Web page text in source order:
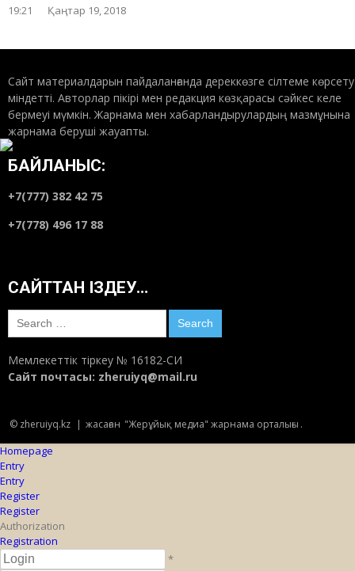
19:21 Қаңтар 19, 2018
Сайт материалдарын пайдаланғанда дереккөзге сілтеме көрсету
міндетті. Авторлар пікірі мен редакция көзқарасы сәйкес келе
бермеуі мүмкін. Жарнама мен хабарландырулардың мазмұнына
жарнама беруші жауапты.
БАЙЛАНЫС:
+7(777) 382 42 75
+7(778) 496 17 88
САЙТТАН ІЗДЕУ…
Search
for:
Мемлекеттік тіркеу № 16182-СИ
Сайт почтасы: zheruiyq@mail.ru
© zheruiyq.kz | жасаған "Жерұйық медиа" жарнама орталығы .
Homepage
Entry
Entry
Register
Register
Authorization
Registration
*